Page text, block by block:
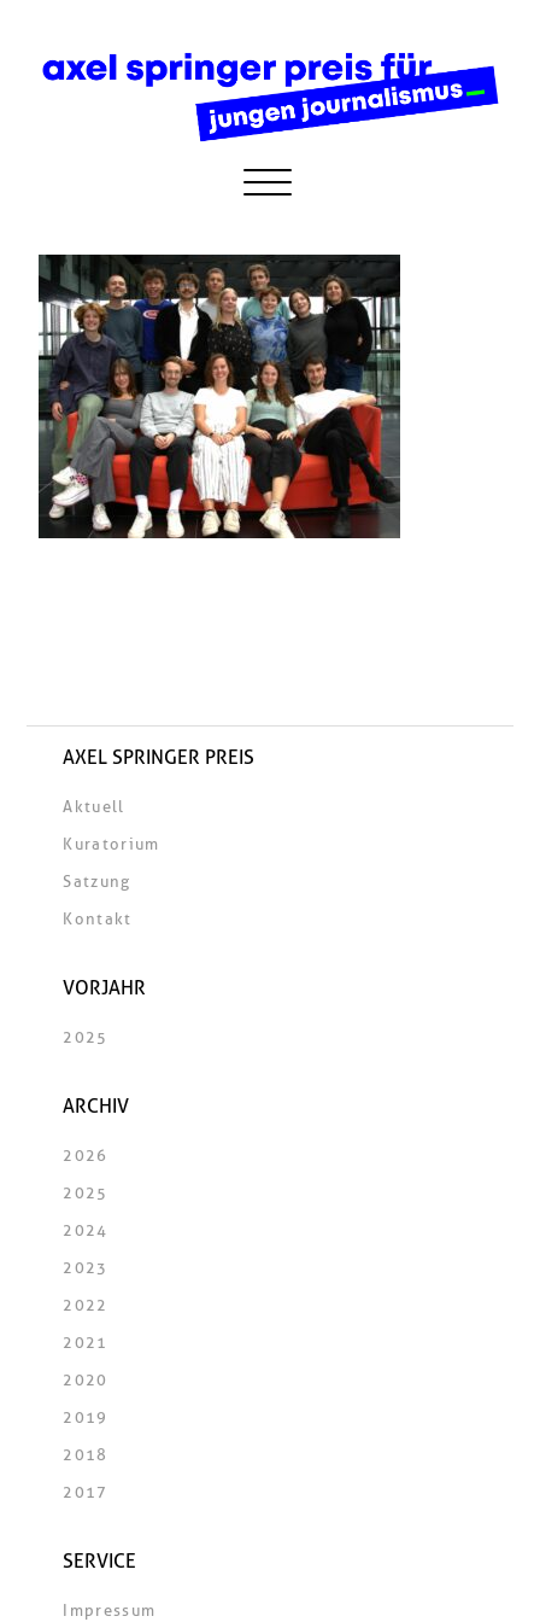
AXEL SPRINGER PREIS
Aktuell
Kuratorium
Satzung
Kontakt
VORJAHR
2025
ARCHIV
2026
2025
2024
2023
2022
2021
2020
2019
2018
2017
SERVICE
Impressum